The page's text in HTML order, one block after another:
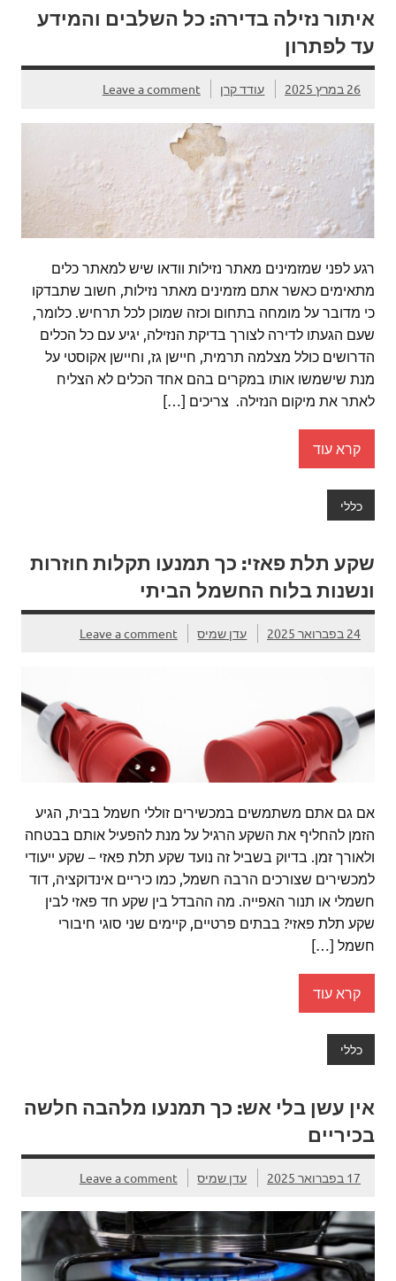
איתור נזילה בדירה: כל השלבים והמידע
עד לפתרון
26 במרץ 2025 עודד קרן Leave a comment
רגע לפני שמזמינים מאתר נזילות וודאו שיש למאתר כלים
מתאימים כאשר אתם מזמינים מאתר נזילות, חשוב שתבדקו
כי מדובר על מומחה בתחום וכזה שמוכן לכל תרחיש. כלומר,
שעם הגעתו לדירה לצורך בדיקת הנזילה, יגיע עם כל הכלים
הדרושים כולל מצלמה תרמית, חיישן גז, וחיישן אקוסטי על
מנת שישמשו אותו במקרים בהם אחד הכלים לא הצליח
לאתר את מיקום הנזילה. צריכים […]
קרא עוד
כללי
שקע תלת פאזי: כך תמנעו תקלות חוזרות
ונשנות בלוח החשמל הביתי
24 בפברואר 2025 עדן שמיס Leave a comment
אם גם אתם משתמשים במכשירים זוללי חשמל בבית, הגיע
הזמן להחליף את השקע הרגיל על מנת להפעיל אותם בבטחה
ולאורך זמן. בדיוק בשביל זה נועד שקע תלת פאזי – שקע ייעודי
למכשירים שצורכים הרבה חשמל, כמו כיריים אינדוקציה, דוד
חשמלי או תנור האפייה. מה ההבדל בין שקע חד פאזי לבין
שקע תלת פאזי? בבתים פרטיים, קיימים שני סוגי חיבורי
חשמל […]
קרא עוד
כללי
אין עשן בלי אש: כך תמנעו מלהבה חלשה
בכיריים
17 בפברואר 2025 עדן שמיס Leave a comment